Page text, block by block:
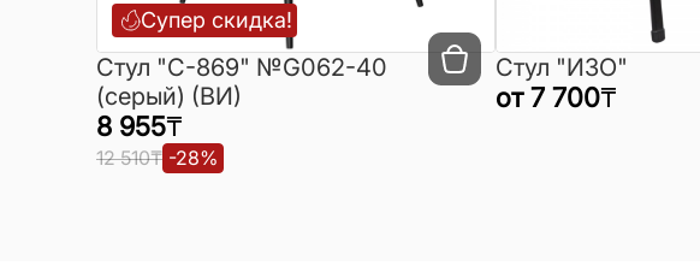
Супер скидка!
Cтул "C-869" №G062-40
(серый) (ВИ)
8 955₸
12 510₸ -28%
Стул "ИЗО"
от 7 700₸